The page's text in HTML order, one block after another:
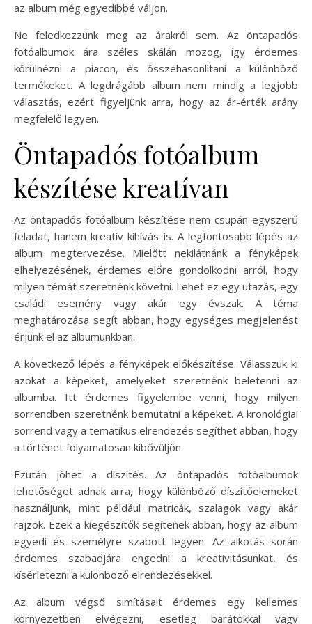
az album még egyedibbé váljon.
Ne feledkezzünk meg az árakról sem. Az öntapadós
fotóalbumok ára széles skálán mozog, így érdemes
körülnézni a piacon, és összehasonlítani a különböző
termékeket. A legdrágább album nem mindig a legjobb
választás, ezért figyeljünk arra, hogy az ár-érték arány
megfelelő legyen.
Öntapadós fotóalbum
készítése kreatívan
Az öntapadós fotóalbum készítése nem csupán egyszerű
feladat, hanem kreatív kihívás is. A legfontosabb lépés az
album megtervezése. Mielőtt nekilátnánk a fényképek
elhelyezésének, érdemes előre gondolkodni arról, hogy
milyen témát szeretnénk követni. Lehet ez egy utazás, egy
családi esemény vagy akár egy évszak. A téma
meghatározása segít abban, hogy egységes megjelenést
érjünk el az albumunkban.
A következő lépés a fényképek előkészítése. Válasszuk ki
azokat a képeket, amelyeket szeretnénk beletenni az
albumba. Itt érdemes figyelembe venni, hogy milyen
sorrendben szeretnénk bemutatni a képeket. A kronológiai
sorrend vagy a tematikus elrendezés segíthet abban, hogy
a történet folyamatosan kibővüljön.
Ezután jöhet a díszítés. Az öntapadós fotóalbumok
lehetőséget adnak arra, hogy különböző díszítőelemeket
használjunk, mint például matricák, szalagok vagy akár
rajzok. Ezek a kiegészítők segítenek abban, hogy az album
egyedi és személyre szabott legyen. Az alkotás során
érdemes szabadjára engedni a kreativitásunkat, és
kísérletezni a különböző elrendezésekkel.
Az album végső simításait érdemes egy kellemes
környezetben elvégezni, esetleg barátokkal vagy